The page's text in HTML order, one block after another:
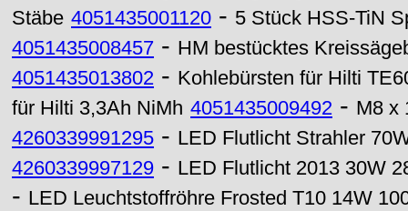
Stäbe 4051435001120 - 5 Stück HSS-TiN
4051435008457 - HM bestücktes
4051435013802 - Kohlebürsten für Hilti
für Hilti 3,3Ah NiMh 4051435009492 - M8 x
4260339991295 - LED Flutlicht Strahler
4260339997129 - LED Flutlicht 2013 30W
- LED Leuchtstoffröhre Frosted T10 14W